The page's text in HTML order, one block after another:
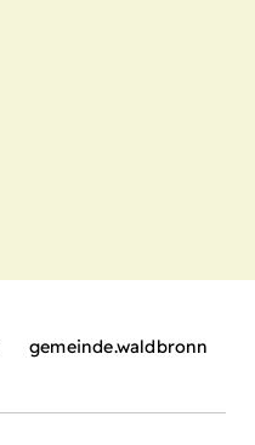
gemeinde.waldbronn